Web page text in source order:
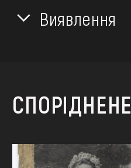
Виявлення
СПОРІДНЕНЕ